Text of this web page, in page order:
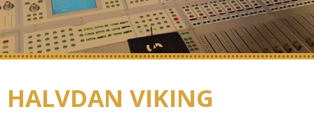
HALVDAN VIKING